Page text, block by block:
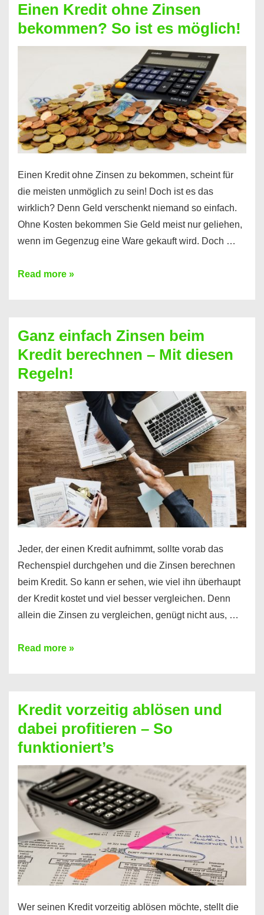
Festvertrag
für
jeden
erfahren
Sie
es
Einen Kredit ohne Zinsen
bekommen? So ist es möglich!
Einen Kredit ohne Zinsen zu bekommen, scheint für
die meisten unmöglich zu sein! Doch ist es das
wirklich? Denn Geld verschenkt niemand so einfach.
Ohne Kosten bekommen Sie Geld meist nur geliehen,
wenn im Gegenzug eine Ware gekauft wird. Doch …
Einen
bekommen?
So
ist
es
möglich!
Read more »
Ganz einfach Zinsen beim
Kredit berechnen – Mit diesen
Regeln!
Jeder, der einen Kredit aufnimmt, sollte vorab das
Rechenspiel durchgehen und die Zinsen berechnen
beim Kredit. So kann er sehen, wie viel ihn überhaupt
der Kredit kostet und viel besser vergleichen. Denn
allein die Zinsen zu vergleichen, genügt nicht aus, …
Ganz
Kredit
berechnen
–
Mit
diesen
Regeln!
Read more »
Kredit vorzeitig ablösen und
dabei profitieren – So
funktioniert’s
Wer seinen Kredit vorzeitig ablösen möchte, stellt die